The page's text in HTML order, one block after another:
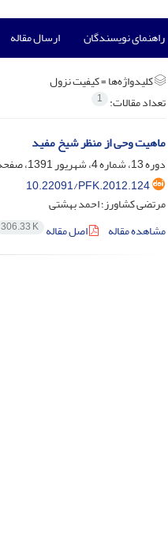
راهنمای نویسندگان ارسال مقاله
کلیدواژه‌ها =کیفیت نزول
تعداد مقالات: 1
ماهیت وحی از منظر شیخ مفید
دوره 13، شماره 4، شهریور 1391، صفحه
10.22091/PFK.2012.124
مرتضی کشاورز؛ احمد بهشتی
مشاهده مقاله
اصل مقاله 306.33 K